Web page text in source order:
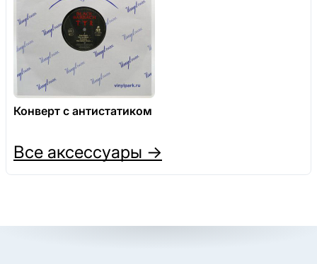
Конверт с антистатиком
Все аксессуары →